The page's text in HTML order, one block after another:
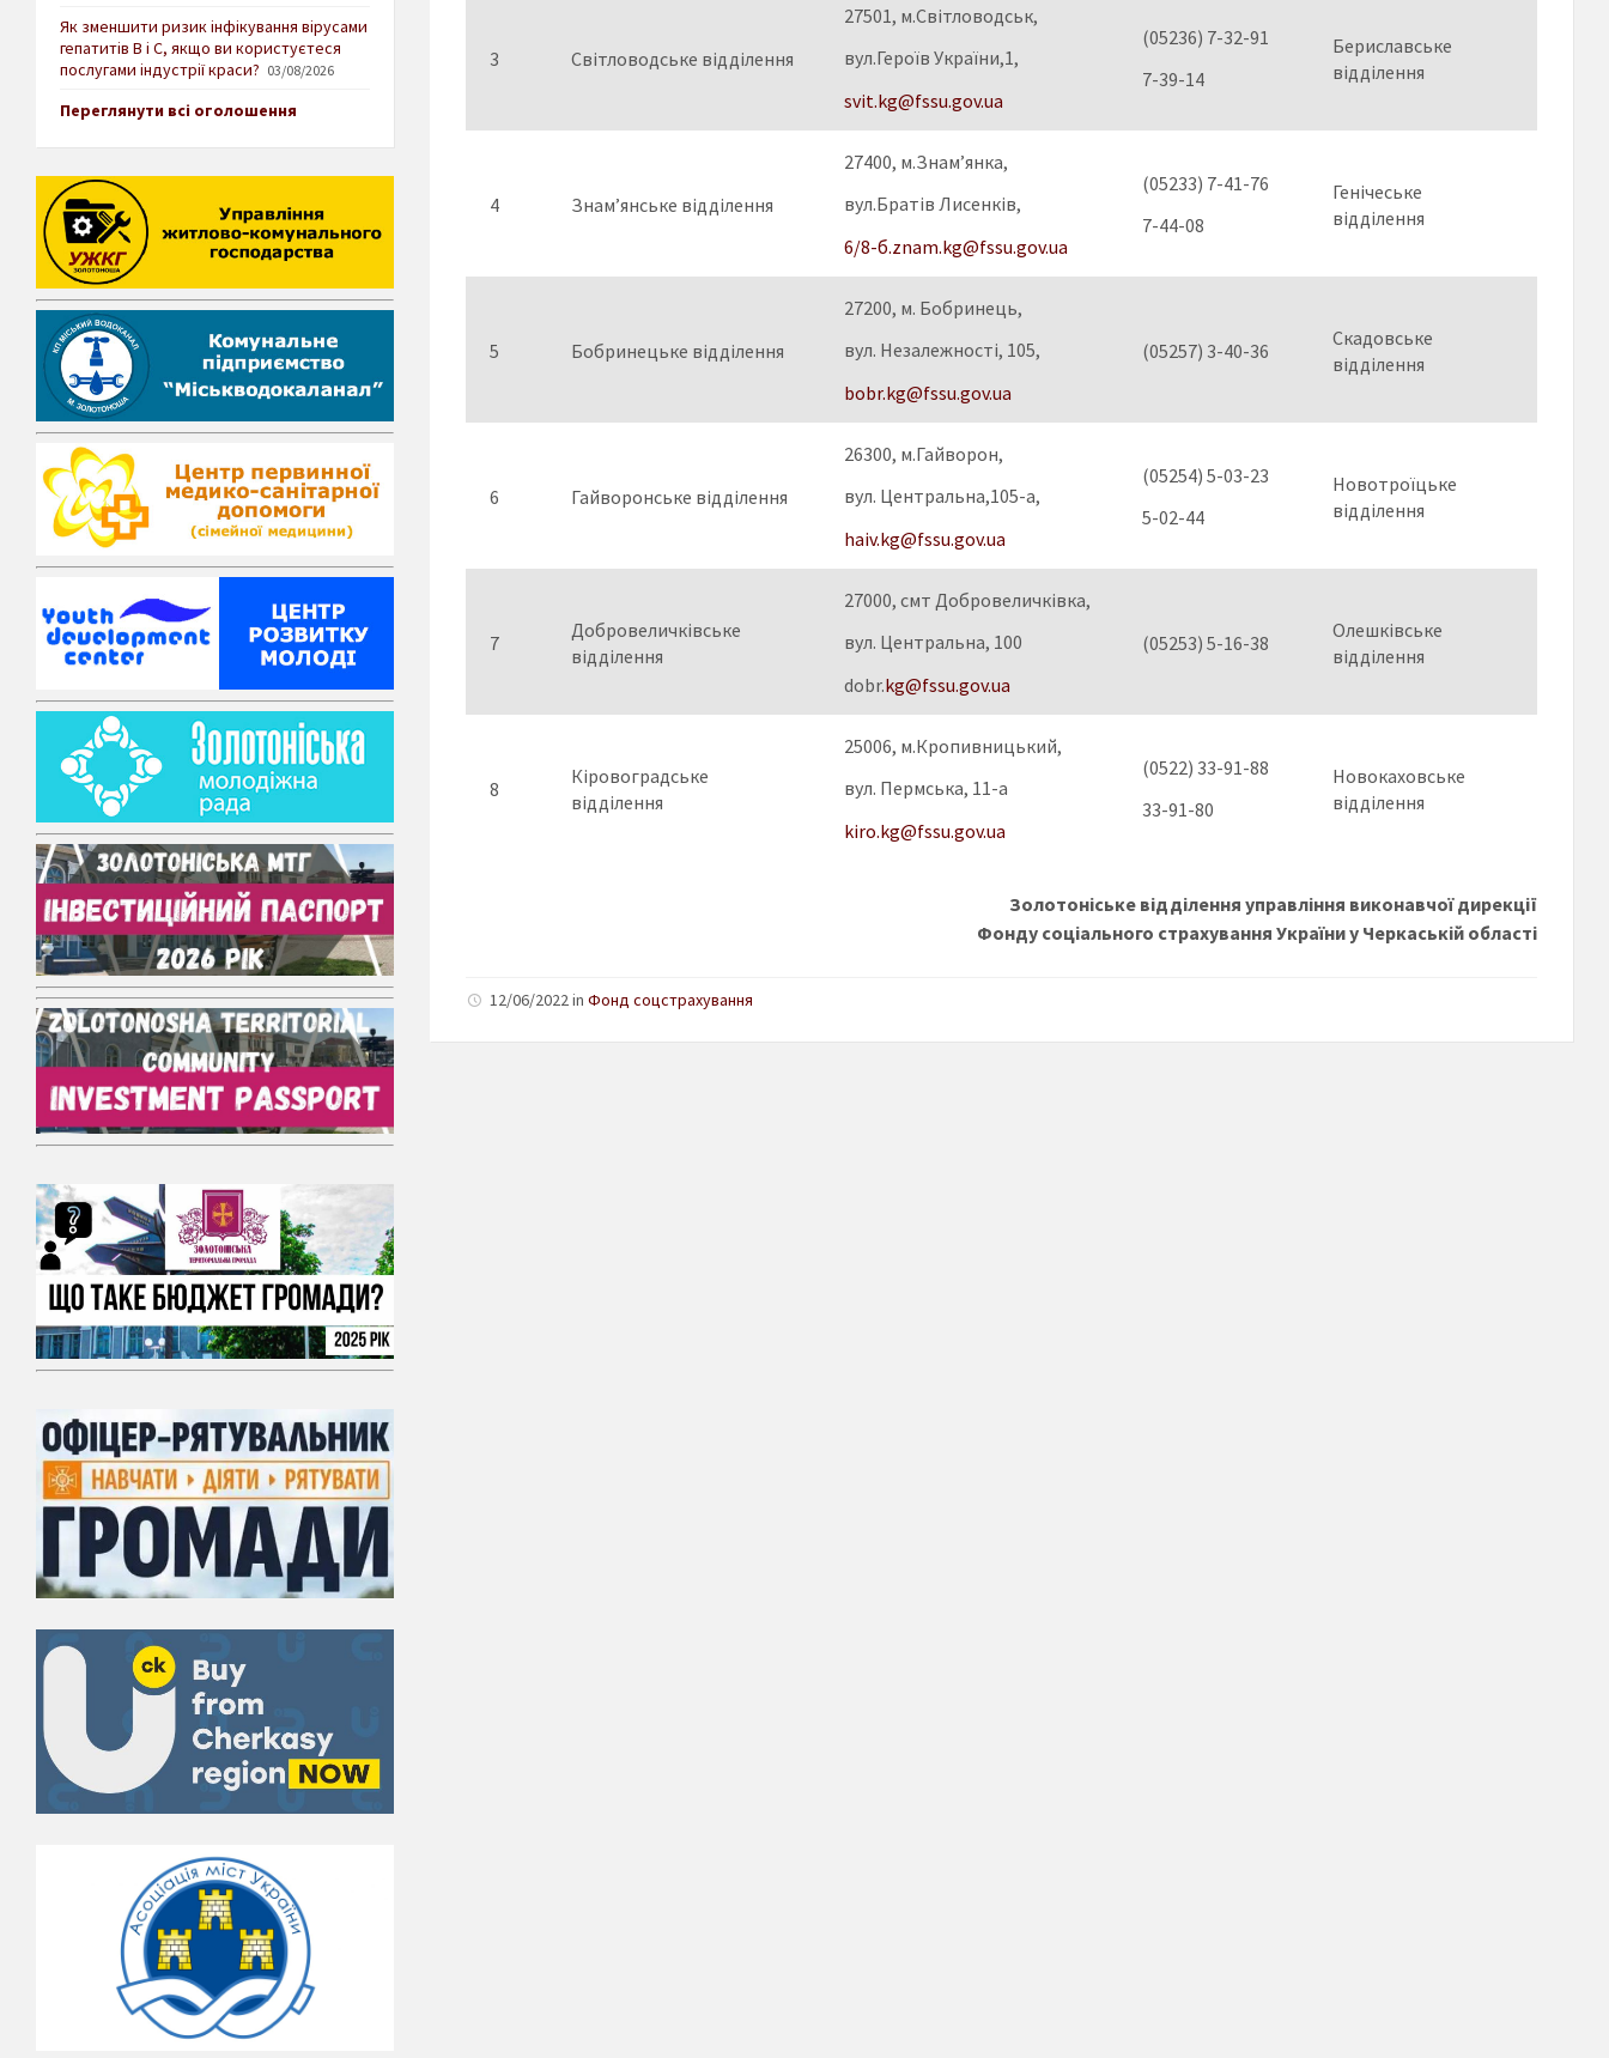
3 Світловодське відділення
27501, м.Світловодськ,
вул.Героїв України,1,
svit.kg@fssu.gov.ua
(05236) 7-32-91
7-39-14
Бериславське
відділення
4 Знам’янське відділення
27400, м.Знам’янка,
вул.Братів Лисенків,
6/8-б.znam.kg@fssu.gov.ua
(05233) 7-41-76
7-44-08
Генічеське
відділення
5 Бобринецьке відділення
27200, м. Бобринець,
вул. Незалежності, 105,
bobr.kg@fssu.gov.ua
(05257) 3-40-36
Скадовське
відділення
6 Гайворонське відділення
26300, м.Гайворон,
вул. Центральна,105-а,
haiv.kg@fssu.gov.ua
(05254) 5-03-23
5-02-44
Новотроїцьке
відділення
7
Добровеличківське
відділення
27000, смт Добровеличківка,
вул. Центральна, 100
dobr.kg@fssu.gov.ua
(05253) 5-16-38
Олешківське
відділення
8
Кіровоградське
відділення
25006, м.Кропивницький,
вул. Пермська, 11-а
kiro.kg@fssu.gov.ua
(0522) 33-91-88
33-91-80
Новокаховське
відділення
Золотоніське відділення управління виконавчої дирекції
Фонду соціального страхування України у Черкаській області
12/06/2022 in Фонд соцстрахування
Як зменшити ризик інфікування вірусами
гепатитів В і С, якщо ви користуєтеся
послугами індустрії краси? 03/08/2026
Переглянути всі оголошення